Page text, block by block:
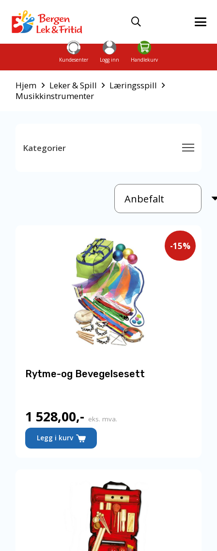
Kundesenter Logg inn Handlekurv
Hjem Leker & Spill
Læringsspill
Musikkinstrumenter
Kategorier
-15%
Rytme-og Bevegelsesett
1 528,00,-
Nåværende
pris
er:
eks. mva.
Legg i kurv